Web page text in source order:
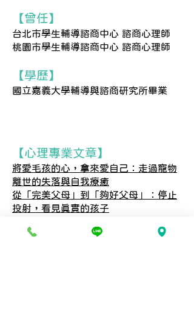
【曾任】
台北市學生輔導諮商中心 諮商心理師
桃園市學生輔導諮商中心 諮商心理師
【學歷】
國立嘉義大學輔導與諮商研究所畢業
【心理專業文章】
將愛毛孩的心，拿來愛自己：走過寵物
離世的失落與自我療癒
從「完美父母」到「夠好父母」：停止
投射，看見真實的孩子​
是為自己選擇？